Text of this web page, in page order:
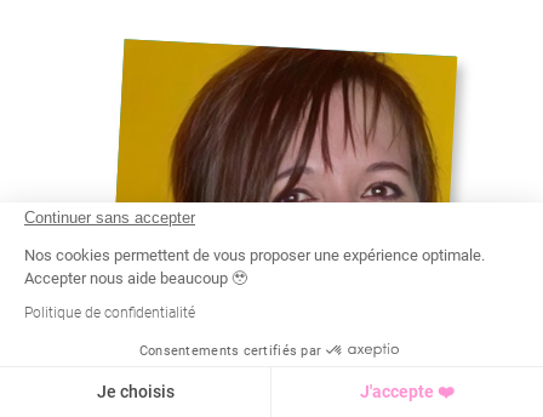
ISABELLE
Continuer sans accepter
Nos cookies permettent de vous proposer une expérience optimale.
Accepter nous aide beaucoup 🥹
Politique de confidentialité
Consentements certifiés par
Je choisis J'accepte ❤️